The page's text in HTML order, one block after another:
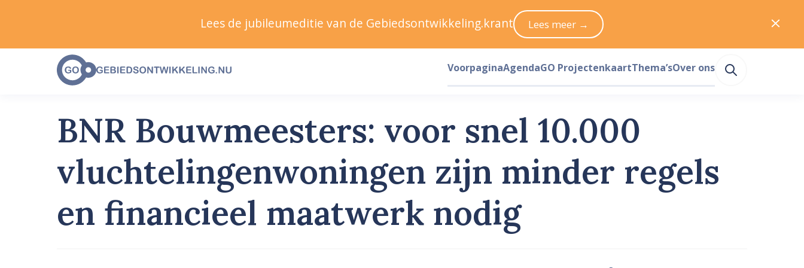
BNR Bouwmeesters: voor snel 10.000
vluchtelingenwoningen zijn minder regels
en financieel maatwerk nodig
Lees de jubileumeditie van de Gebiedsontwikkeling.krant Lees meer →
VoorpaginaAgendaGO ProjectenkaartThema’sOver ons